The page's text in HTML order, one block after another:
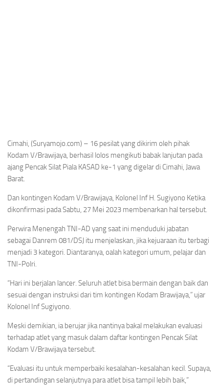
Cimahi, (Suryamojo.com) – 16 pesilat yang dikirim oleh pihak
Kodam V/Brawijaya, berhasil lolos mengikuti babak lanjutan pada
ajang Pencak Silat Piala KASAD ke-1 yang digelar di Cimahi, Jawa
Barat.
Dan kontingen Kodam V/Brawijaya, Kolonel Inf H. Sugiyono Ketika
dikonfirmasi pada Sabtu, 27 Mei 2023 membenarkan hal tersebut.
Perwira Menengah TNI-AD yang saat ini menduduki jabatan
sebagai Danrem 081/DSJ itu menjelaskan, jika kejuaraan itu terbagi
menjadi 3 kategori. Diantaranya, oalah kategori umum, pelajar dan
TNI-Polri.
“Hari ini berjalan lancer. Seluruh atlet bisa bermain dengan baik dan
sesuai dengan instruksi dari tim kontingen Kodam Brawijaya,” ujar
Kolonel Inf Sugiyono.
Meski demikian, ia berujar jika nantinya bakal melakukan evaluasi
terhadap atlet yang masuk dalam daftar kontingen Pencak Silat
Kodam V/Brawijaya tersebut.
“Evaluasi itu untuk memperbaiki kesalahan-kesalahan kecil. Supaya,
di pertandingan selanjutnya para atlet bisa tampil lebih baik,”